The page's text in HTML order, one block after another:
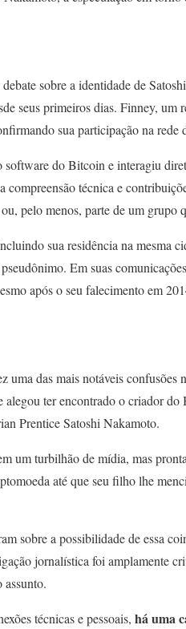
sobre a identidade de
seus primeiros dias. Finney, um
sua participação na rede
do Bitcoin e interagiu
compreensão técnica e
ou, pelo menos, parte de um grupo
sua residência na mesma
Em suas
após o seu falecimento em
das mais notáveis confusões
ter encontrado o criador
Prentice Satoshi Nakamoto.
um turbilhão de mídia, mas
até que seu filho lhe
sobre a possibilidade de essa
jornalística foi amplamente
assunto.
técnicas e pessoais, há uma